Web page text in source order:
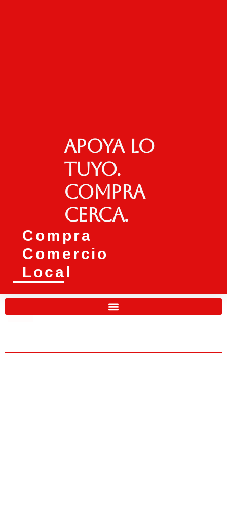
Apoya lo
tuyo.
Compra
cerca.
Compra
Comercio
Local